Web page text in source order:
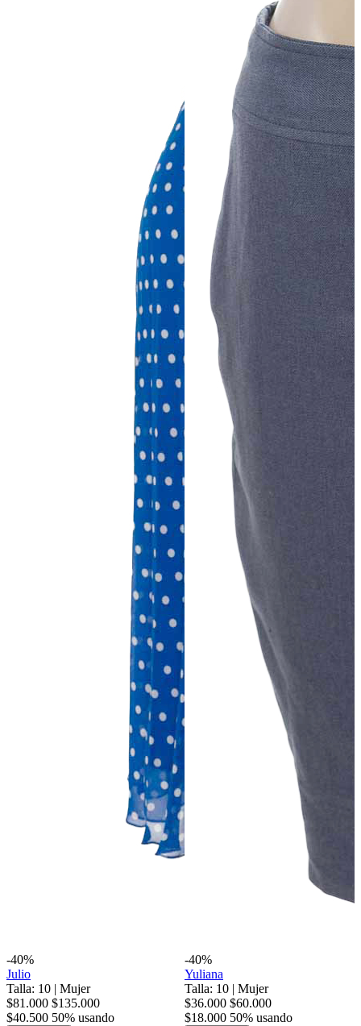
-40%
Julio
Talla: 10 | Mujer
$81.000 $135.000
$40.500 50% usando
-40%
Yuliana
Talla: 10 | Mujer
$36.000 $60.000
$18.000 50% usando